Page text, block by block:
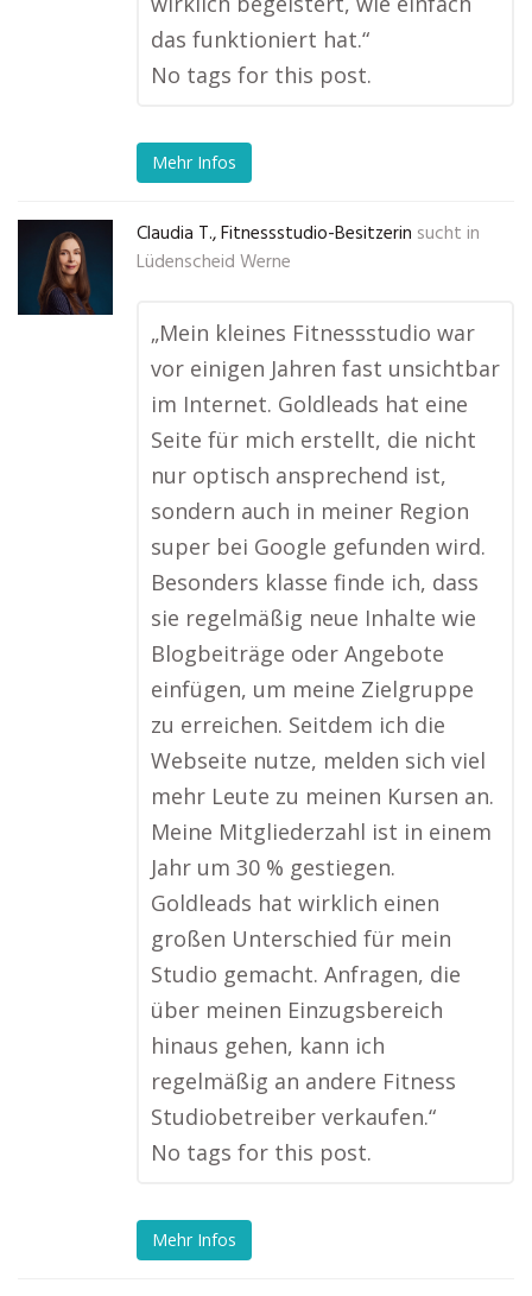
das funktioniert hat.“
No tags for this post.
Mehr Infos
Claudia T., Fitnessstudio-Besitzerin sucht in
Lüdenscheid Werne
„Mein kleines Fitnessstudio war
vor einigen Jahren fast unsichtbar
im Internet. Goldleads hat eine
Seite für mich erstellt, die nicht
nur optisch ansprechend ist,
sondern auch in meiner Region
super bei Google gefunden wird.
Besonders klasse finde ich, dass
sie regelmäßig neue Inhalte wie
Blogbeiträge oder Angebote
einfügen, um meine Zielgruppe
zu erreichen. Seitdem ich die
Webseite nutze, melden sich viel
mehr Leute zu meinen Kursen an.
Meine Mitgliederzahl ist in einem
Jahr um 30 % gestiegen.
Goldleads hat wirklich einen
großen Unterschied für mein
Studio gemacht. Anfragen, die
über meinen Einzugsbereich
hinaus gehen, kann ich
regelmäßig an andere Fitness
Studiobetreiber verkaufen.“
No tags for this post.
Mehr Infos